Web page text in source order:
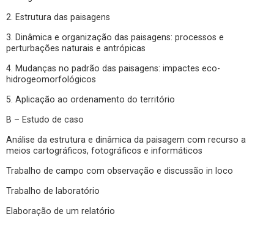
2. Estrutura das paisagens
3. Dinâmica e organização das paisagens: processos e
perturbações naturais e antrópicas
4. Mudanças no padrão das paisagens: impactes eco-
hidrogeomorfológicos
5. Aplicação ao ordenamento do território
B – Estudo de caso
Análise da estrutura e dinâmica da paisagem com recurso a
meios cartográficos, fotográficos e informáticos
Trabalho de campo com observação e discussão in loco
Trabalho de laboratório
Elaboração de um relatório